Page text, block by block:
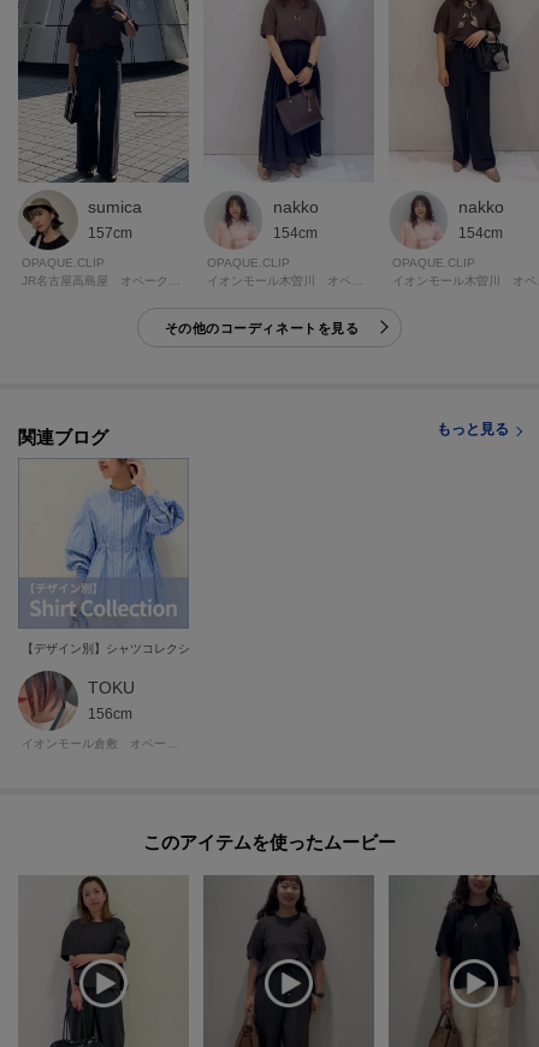
sumica
157cm
OPAQUE.CLIP
nakko
154cm
OPAQUE.CLIP
nakko
154cm
OPAQUE.CLIP
その他のコーディネートを見る
関連ブログ もっと見る
【デザイン別】シャツコレクション!!
TOKU
156cm
このアイテムを使ったムービー